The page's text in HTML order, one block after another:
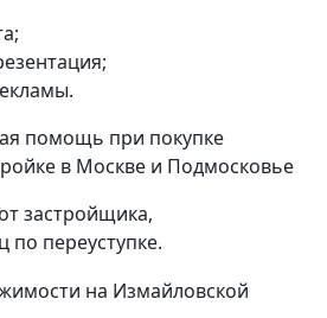
помощь при покупке
в Москве и Подмосковье
застройщика,
по переуступке.